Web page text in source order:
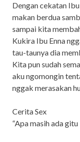
Dengan cekatan
makan berdua
sampai kita
Kukira Ibu Enna
tau-taunya dia
Kita pun sudah
aku ngomongin
nggak merasakan
Cerita Sex
“Apa masih ada